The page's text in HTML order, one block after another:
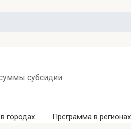
субсидии
городах Программа в регионах